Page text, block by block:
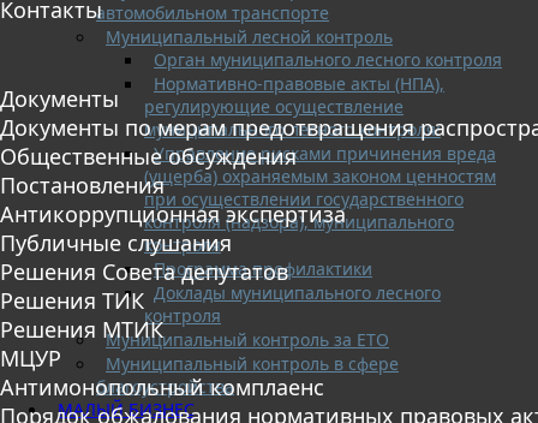
автомобильном транспорте
Муниципальный лесной контроль
Орган муниципального лесного контроля
Нормативно-правовые акты (НПА),
регулирующие осуществление
муниципального лесного контроля:
Управление рисками причинения вреда
(ущерба) охраняемым законом ценностям
при осуществлении государственного
контроля (надзора), муниципального
контроля
Программа профилактики
Доклады муниципального лесного
контроля
Муниципальный контроль за ЕТО
Муниципальный контроль в сфере
благоустройства
МАЛЫЙ БИЗНЕС
Контакты
Документы
Документы по мерам предотвращения
Общественные обсуждения
Постановления
Антикоррупционная экспертиза
Публичные слушания
Решения Совета депутатов
Решения ТИК
Решения МТИК
МЦУР
Антимонопольный комплаенс
Порядок обжалования нормативных правовых